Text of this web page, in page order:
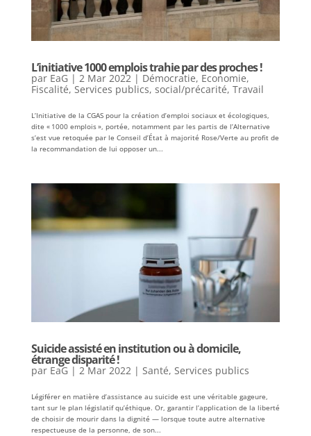
L’initiative 1000 emplois trahie par des proches !
par EaG | 2 Mar 2022| Démocratie, Economie,
Fiscalité, Services publics, social/précarité, Travail
L’Initiative de la CGAS pour la création d’emploi sociaux et écologiques,
dite « 1000 emplois », portée, notamment par les partis de l’Alternative
s’est vue retoquée par le Conseil d’État à majorité Rose/Verte au profit de
la recommandation de lui opposer un...
Suicide assisté en institution ou à domicile,
étrange disparité !
par EaG | 2 Mar 2022| Santé, Services publics
Légiférer en matière d’assistance au suicide est une véritable gageure,
tant sur le plan législatif qu’éthique. Or, garantir l’application de la liberté
de choisir de mourir dans la dignité — lorsque toute autre alternative
respectueuse de la personne, de son...